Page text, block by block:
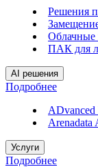
Решения
Облачные
ПАК для
AI решения
Подробнее
Услуги
Подробнее